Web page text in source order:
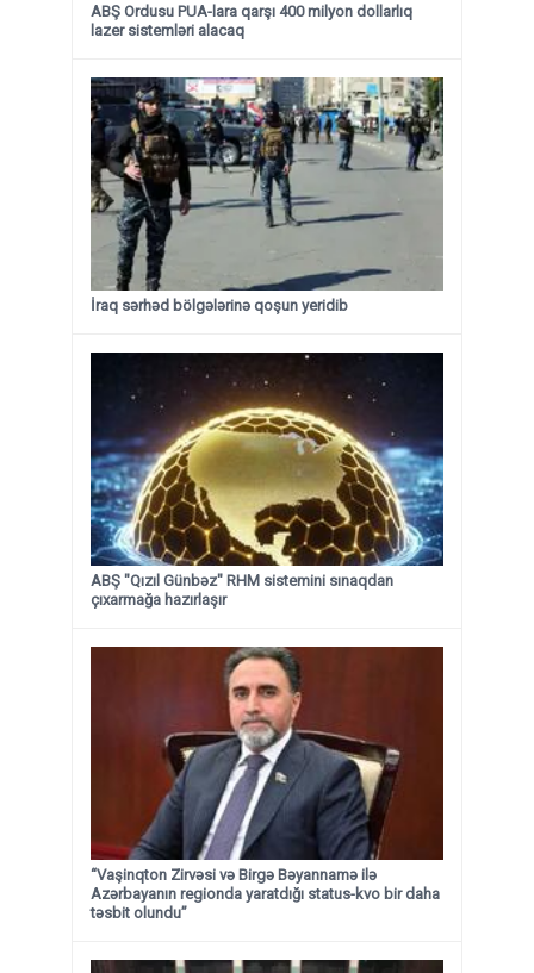
ABŞ Ordusu PUA-lara qarşı 400 milyon dollarlıq
lazer sistemləri alacaq
İraq sərhəd bölgələrinə qoşun yeridib
ABŞ "Qızıl Günbəz" RHM sistemini sınaqdan
çıxarmağa hazırlaşır
“Vaşinqton Zirvəsi və Birgə Bəyannamə ilə
Azərbayanın regionda yaratdığı status-kvo bir daha
təsbit olundu”